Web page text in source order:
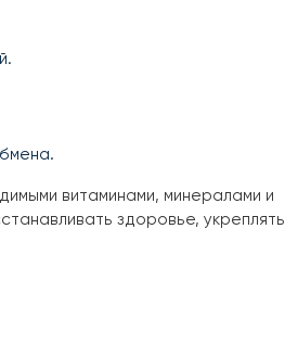
витаминами, минералами и
здоровье, укреплять